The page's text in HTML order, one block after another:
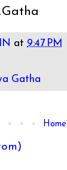
at 9:47 PM
Gatha
Home